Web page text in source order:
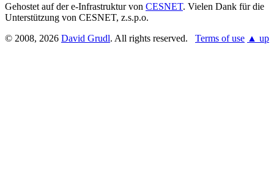
Gehostet auf der e-Infrastruktur von CESNET. Vielen Dank für die
Unterstützung von CESNET, z.s.p.o.
© 2008, 2026 David Grudl. All rights reserved. Terms of use ▲ up